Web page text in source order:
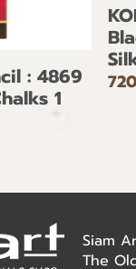
: 4869
1
Siam
The